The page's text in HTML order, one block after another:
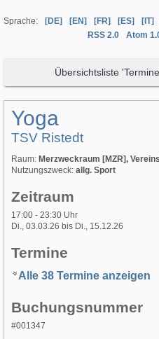
Sprache: [DE] [EN] [FR] [ES] [IT]
RSS 2.0
Atom
Übersichtsliste
Yoga
TSV Ristedt
Raum: Merzweckraum [MZR],
Nutzungszweck: allg. Sport
Zeitraum
17:00 - 23:30 Uhr
Di., 03.03.26 bis Di., 15.12.26
Termine
Alle 38 Termine anzeigen
Buchungsnummer
#001347